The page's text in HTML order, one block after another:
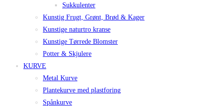
Sukkulenter
Kunstig Frugt, Grønt, Brød & Kager
Kunstige naturtro kranse
Kunstige Tørrede Blomster
Potter & Skjulere
KURVE
Metal Kurve
Plantekurve med plastforing
Spånkurve